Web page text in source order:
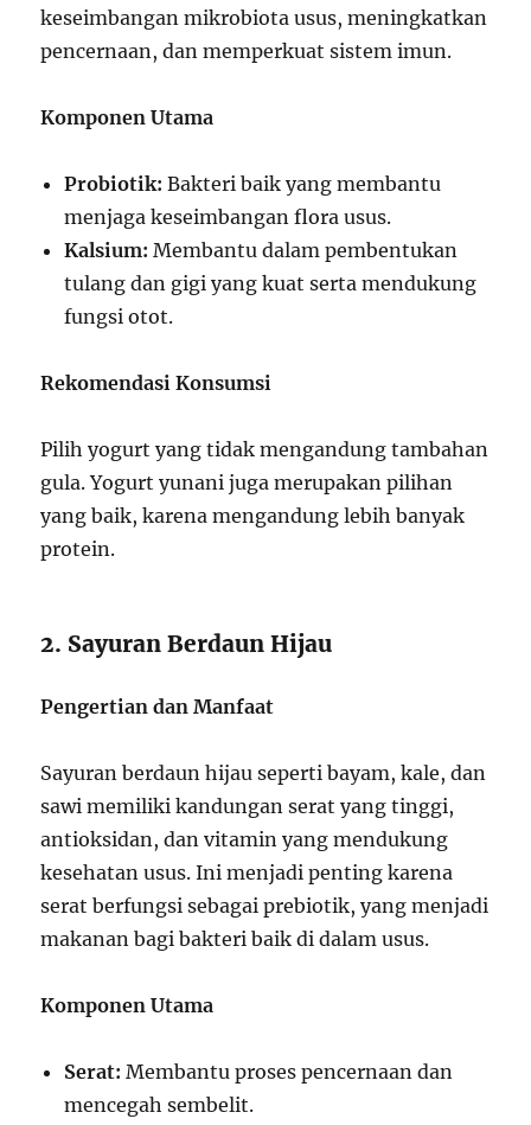
keseimbangan mikrobiota usus, meningkatkan
pencernaan, dan memperkuat sistem imun.
Komponen Utama
Probiotik: Bakteri baik yang membantu
menjaga keseimbangan flora usus.
Kalsium: Membantu dalam pembentukan
tulang dan gigi yang kuat serta mendukung
fungsi otot.
Rekomendasi Konsumsi
Pilih yogurt yang tidak mengandung tambahan
gula. Yogurt yunani juga merupakan pilihan
yang baik, karena mengandung lebih banyak
protein.
2. Sayuran Berdaun Hijau
Pengertian dan Manfaat
Sayuran berdaun hijau seperti bayam, kale, dan
sawi memiliki kandungan serat yang tinggi,
antioksidan, dan vitamin yang mendukung
kesehatan usus. Ini menjadi penting karena
serat berfungsi sebagai prebiotik, yang menjadi
makanan bagi bakteri baik di dalam usus.
Komponen Utama
Serat: Membantu proses pencernaan dan
mencegah sembelit.